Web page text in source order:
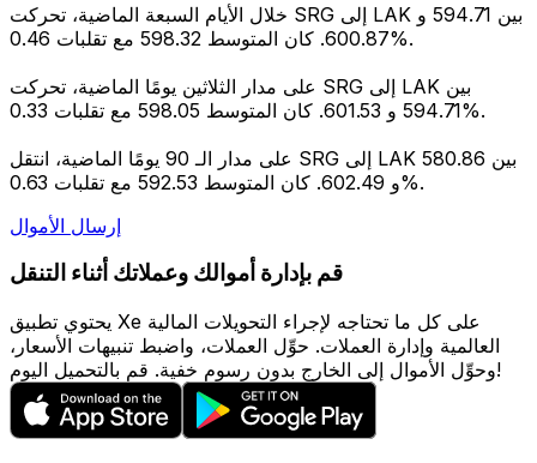
خلال الأيام السبعة الماضية، تحركت SRG إلى LAK بين 594.71 و
600.87. كان المتوسط 598.32 مع تقلبات 0.46%.
على مدار الثلاثين يومًا الماضية، تحركت SRG إلى LAK بين
594.71 و 601.53. كان المتوسط 598.05 مع تقلبات 0.33%.
على مدار الـ 90 يومًا الماضية، انتقل SRG إلى LAK بين 580.86
و 602.49. كان المتوسط 592.53 مع تقلبات 0.63%.
إرسال الأموال
قم بإدارة أموالك وعملاتك أثناء التنقل
يحتوي تطبيق Xe على كل ما تحتاجه لإجراء التحويلات المالية
العالمية وإدارة العملات. حوِّل العملات، واضبط تنبيهات الأسعار،
وحوِّل الأموال إلى الخارج بدون رسوم خفية. قم بالتحميل اليوم!